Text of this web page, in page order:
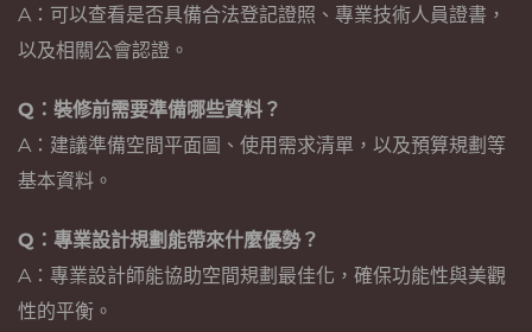
A：可以查看是否具備合法登記證照、專業技術人員證書，
以及相關公會認證。
Q：裝修前需要準備哪些資料？
A：建議準備空間平面圖、使用需求清單，以及預算規劃等
基本資料。
Q：專業設計規劃能帶來什麼優勢？
A：專業設計師能協助空間規劃最佳化，確保功能性與美觀
性的平衡。